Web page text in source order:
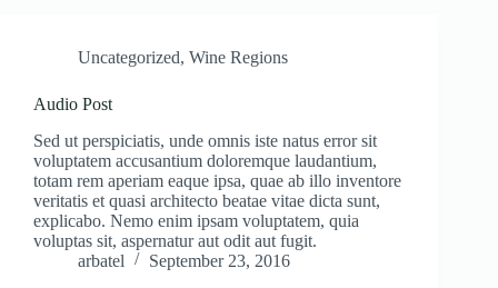
Uncategorized, Wine Regions
Audio Post
Sed ut perspiciatis, unde omnis iste natus error sit
voluptatem accusantium doloremque laudantium,
totam rem aperiam eaque ipsa, quae ab illo inventore
veritatis et quasi architecto beatae vitae dicta sunt,
explicabo. Nemo enim ipsam voluptatem, quia
voluptas sit, aspernatur aut odit aut fugit.
arbatel
September 23, 2016